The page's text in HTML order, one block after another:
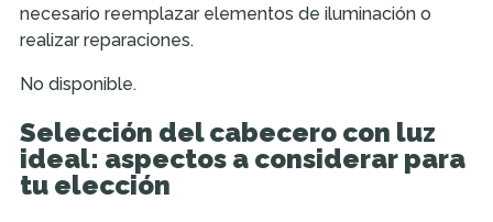
necesario reemplazar elementos de iluminación o
realizar reparaciones.
No disponible.
Selección del cabecero con luz
ideal: aspectos a considerar para
tu elección